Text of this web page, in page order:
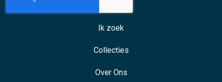
Ik zoek
Collecties
Over Ons